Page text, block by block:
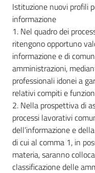
Orientamento
al
lavoro
Promozione
e
Innovazione
Internazionalizzazione
delle
Istituzione nuovi profili
informazione
1. Nel quadro dei
ritengono opportuno
informazione e di
amministrazioni,
professionali idonei a
relativi compiti e
2. Nella prospettiva di
processi lavorativi
dell’informazione e
di cui al comma 1, in
materia, saranno
classificazione delle